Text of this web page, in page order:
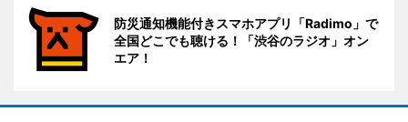
防災通知機能付きスマホアプリ「Radimo」で
全国どこでも聴ける！「渋谷のラジオ」オン
エア！